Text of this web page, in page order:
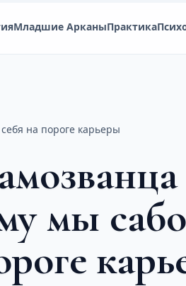
Младшие АрканыПрактика
на пороге карьеры
мы